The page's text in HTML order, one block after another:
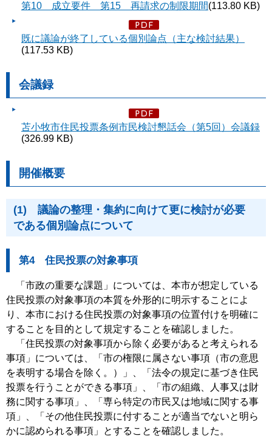
第10 成立要件 第15 再請求の制限期間(113.80 KB)
既に議論が終了している個別論点（主な検討結果）
(117.53 KB)
会議録
苫小牧市住民投票条例市民検討懇話会（第5回）会議録
(326.99 KB)
開催概要
(1) 議論の整理・集約に向けて更に検討が必要
である個別論点について
第4 住民投票の対象事項
「市政の重要な課題」については、本市が想定している
住民投票の対象事項の本質を外形的に明示することによ
り、本市における住民投票の対象事項の位置付けを明確に
することを目的として規定することを確認しました。
「住民投票の対象事項から除く必要があると考えられる
事項」については、「市の権限に属さない事項（市の意思
を表明する場合を除く。）」、「法令の規定に基づき住民
投票を行うことができる事項」、「市の組織、人事又は財
務に関する事項」、「専ら特定の市民又は地域に関する事
項」、「その他住民投票に付することが適当でないと明ら
かに認められる事項」とすることを確認しました。